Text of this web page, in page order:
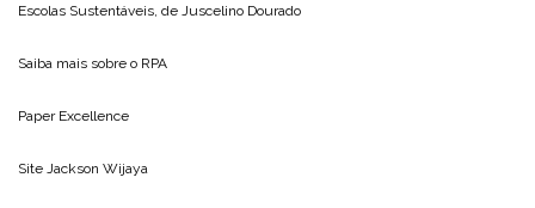
Escolas Sustentáveis, de Juscelino Dourado
Saiba mais sobre o RPA
Paper Excellence
Site Jackson Wijaya